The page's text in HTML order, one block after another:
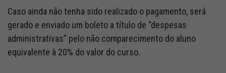
Caso ainda não tenha sido realizado o pagamento, será
gerado e enviado um boleto a título de “despesas
administrativas” pelo não comparecimento do aluno
equivalente à 20% do valor do curso.